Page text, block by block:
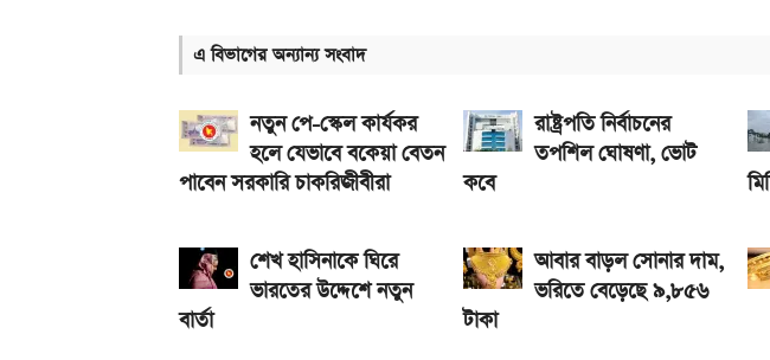
৮০০০ mAh ব্যাটারি সহ আসছে Redmi Note 17 5G, দাম কত?
এ বিভাগের অন্যান্য সংবাদ
নতুন পে-স্কেল কার্যকর
হলে যেভাবে বকেয়া বেতন
পাবেন সরকারি চাকরিজীবীরা
রাষ্ট্রপতি নির্বাচনের
তপশিল ঘোষণা, ভোট
কবে
শেখ হাসিনাকে ঘিরে
ভারতের উদ্দেশে নতুন
বার্তা
আবার বাড়ল সোনার দাম,
ভরিতে বেড়েছে ৯,৮৫৬
টাকা